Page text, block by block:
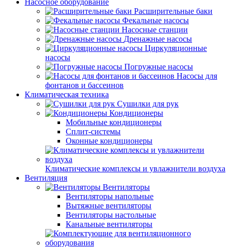
Насосное оборудование
Расширительные баки
Фекальные насосы
Насосные станции
Дренажные насосы
Циркуляционные
насосы
Погружные насосы
Насосы для
фонтанов и бассеинов
Климатическая техника
Сушилки для рук
Кондиционеры
Мобильные кондиционеры
Сплит-системы
Оконные кондиционеры
Климатические комплексы и увлажнители воздуха
Вентиляция
Вентиляторы
Вентиляторы напольные
Вытяжные вентиляторы
Вентиляторы настольные
Канальные вентиляторы